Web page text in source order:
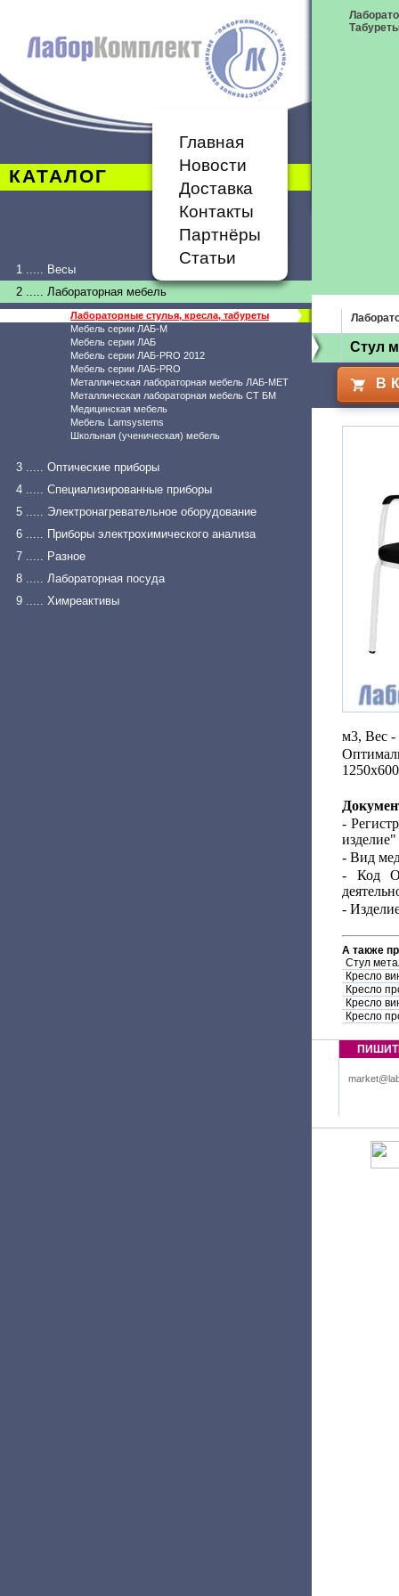
КАТАЛОГ
Главная
Новости
Доставка
Контакты
Партнёры
Статьи
1 ..... Весы
2 ..... Лабораторная мебель
Лабораторные стулья, кресла, табуреты
Мебель серии ЛАБ-М
Мебель серии ЛАБ
Мебель серии ЛАБ-PRO 2012
Мебель серии ЛАБ-PRO
Металлическая лабораторная мебель ЛАБ-МЕТ
Металлическая лабораторная мебель СТ БМ
Медицинская мебель
Мебель Lamsystems
Школьная (ученическая) мебель
3 ..... Оптические приборы
4 ..... Специализированные приборы
5 ..... Электронагревательное оборудование
6 ..... Приборы электрохимического анализа
7 ..... Разное
8 ..... Лабораторная посуда
9 ..... Химреактивы
Стул
В
м3, Вес -
-
- Вид
- Код
-
А также
Стул
Кресло
Кресло
Кресло
Кресло